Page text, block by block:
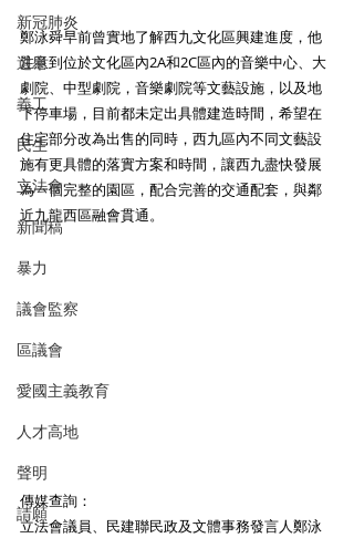
新冠肺炎
選舉
義工
民生
立法會
新聞稿
暴力
議會監察
區議會
愛國主義教育
人才高地
聲明
請願
鄭泳舜早前曾實地了解西九文化區興建進度，他
注意到位於文化區內2A和2C區內的音樂中心、大
劇院、中型劇院，音樂劇院等文藝設施，以及地
下停車場，目前都未定出具體建造時間，希望在
住宅部分改為出售的同時，西九區內不同文藝設
施有更具體的落實方案和時間，讓西九盡快發展
為一個完整的園區，配合完善的交通配套，與鄰
近九龍西區融會貫通。
傳媒查詢：
立法會議員、民建聯民政及文體事務發言人鄭泳